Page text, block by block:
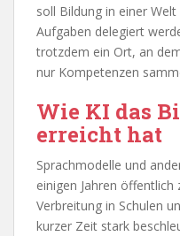
soll Bildung in einer
Aufgaben delegiert
trotzdem ein Ort, an
nur Kompetenzen
Wie KI das
erreicht hat
Sprachmodelle und
einigen Jahren öffentlich
Verbreitung in Schulen
kurzer Zeit stark